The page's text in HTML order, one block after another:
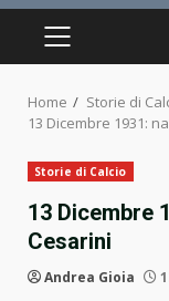
PRIMARY
Home
Storie di
13 Dicembre 1931:
Storie di Calcio
13 Dicembre
Cesarini
Andrea Gioia